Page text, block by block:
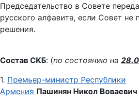
Председательство в Совете
русского алфавита, если Совет не
решения.
Состав СКБ: (по состоянию на 28
1. Премьер-министр Республики
Армения Пашинян Никол Воваевич